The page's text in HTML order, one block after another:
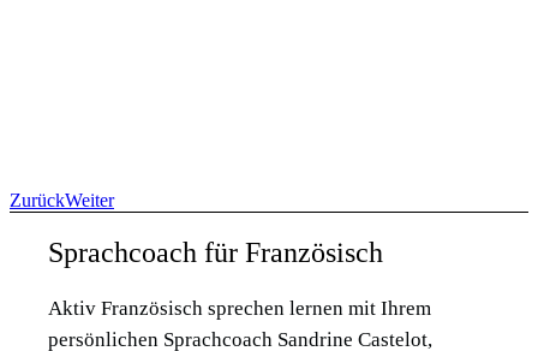
ZurückWeiter
Sprachcoach für Französisch
Aktiv Französisch sprechen lernen mit Ihrem
persönlichen Sprachcoach Sandrine Castelot,